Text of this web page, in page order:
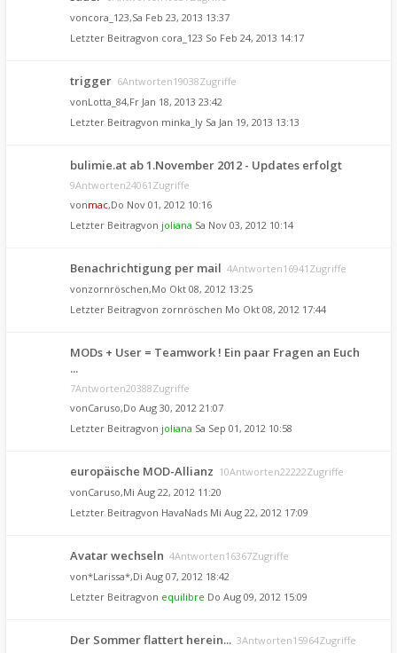
voncora_123,Sa Feb 23, 2013 13:37
Letzter Beitragvon cora_123 So Feb 24, 2013 14:17
trigger 6Antworten19038Zugriffe
vonLotta_84,Fr Jan 18, 2013 23:42
Letzter Beitragvon minka_ly Sa Jan 19, 2013 13:13
bulimie.at ab 1.November 2012 - Updates erfolgt
9Antworten24061Zugriffe
vonmac,Do Nov 01, 2012 10:16
Letzter Beitragvon joliana Sa Nov 03, 2012 10:14
Benachrichtigung per mail 4Antworten16941Zugriffe
vonzornröschen,Mo Okt 08, 2012 13:25
Letzter Beitragvon zornröschen Mo Okt 08, 2012 17:44
MODs + User = Teamwork ! Ein paar Fragen an Euch
...
7Antworten20388Zugriffe
vonCaruso,Do Aug 30, 2012 21:07
Letzter Beitragvon joliana Sa Sep 01, 2012 10:58
europäische MOD-Allianz 10Antworten22222Zugriffe
vonCaruso,Mi Aug 22, 2012 11:20
Letzter Beitragvon HavaNads Mi Aug 22, 2012 17:09
Avatar wechseln 4Antworten16367Zugriffe
von*Larissa*,Di Aug 07, 2012 18:42
Letzter Beitragvon equilibre Do Aug 09, 2012 15:09
Der Sommer flattert herein... 3Antworten15964Zugriffe